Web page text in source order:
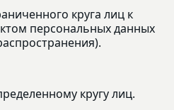
круга лиц к
персональных данных
кругу лиц.